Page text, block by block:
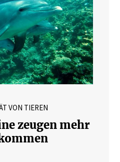
VON TIEREN
zeugen mehr